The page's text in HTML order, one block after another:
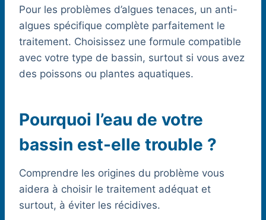
Pour les problèmes d’algues tenaces, un anti-
algues spécifique complète parfaitement le
traitement. Choisissez une formule compatible
avec votre type de bassin, surtout si vous avez
des poissons ou plantes aquatiques.
Pourquoi l’eau de votre
bassin est-elle trouble ?
Comprendre les origines du problème vous
aidera à choisir le traitement adéquat et
surtout, à éviter les récidives.